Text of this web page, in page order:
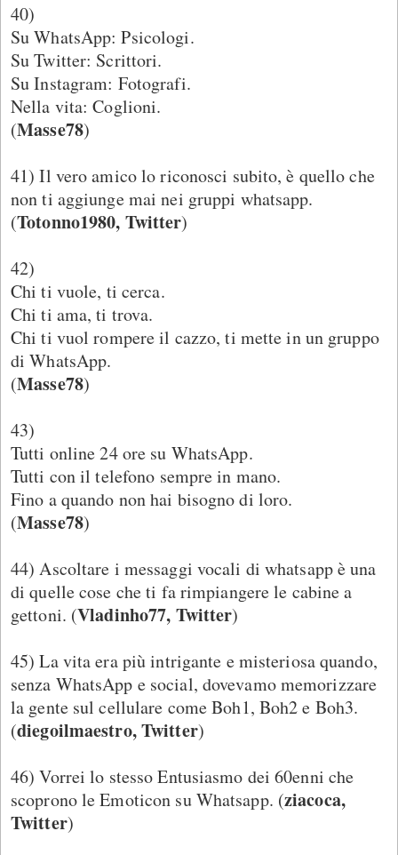
40)
Su WhatsApp: Psicologi.
Su Twitter: Scrittori.
Su Instagram: Fotografi.
Nella vita: Coglioni.
(Masse78)
41) Il vero amico lo riconosci subito, è quello che
non ti aggiunge mai nei gruppi whatsapp.
(Totonno1980, Twitter)
42)
Chi ti vuole, ti cerca.
Chi ti ama, ti trova.
Chi ti vuol rompere il cazzo, ti mette in un gruppo
di WhatsApp.
(Masse78)
43)
Tutti online 24 ore su WhatsApp.
Tutti con il telefono sempre in mano.
Fino a quando non hai bisogno di loro.
(Masse78)
44) Ascoltare i messaggi vocali di whatsapp è una
di quelle cose che ti fa rimpiangere le cabine a
gettoni. (Vladinho77, Twitter)
45) La vita era più intrigante e misteriosa quando,
senza WhatsApp e social, dovevamo memorizzare
la gente sul cellulare come Boh1, Boh2 e Boh3.
(diegoilmaestro, Twitter)
46) Vorrei lo stesso Entusiasmo dei 60enni che
scoprono le Emoticon su Whatsapp. (ziacoca,
Twitter)